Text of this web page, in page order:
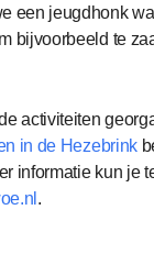
een jeugdhonk
bijvoorbeeld te
activiteiten
in de Hezebrink
informatie kun je
.